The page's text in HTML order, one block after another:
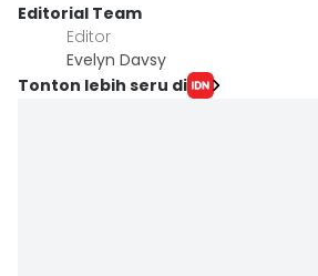
Editorial Team
Editor
Evelyn Davsy
Tonton lebih seru di